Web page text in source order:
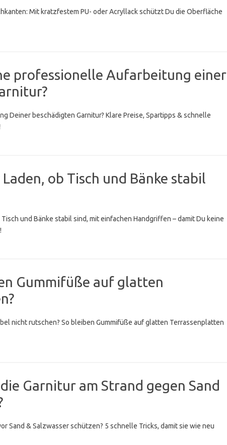
Mit kratzfestem PU- oder Acryllack schützt Du die Oberfläche
professionelle Aufarbeitung einer
Deiner beschädigten Garnitur? Klare Preise, Spartipps & schnelle
ob Tisch und Bänke stabil
und Bänke stabil sind, mit einfachen Handgriffen – damit Du keine
Gummifüße auf glatten
nicht rutschen? So bleiben Gummifüße auf glatten Terrassenplatten
Garnitur am Strand gegen Sand
Sand & Salzwasser schützen? 5 schnelle Tricks, damit sie wie neu